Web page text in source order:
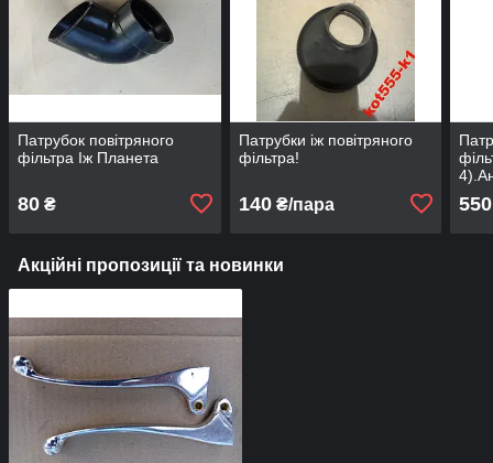
Патрубок повітряного
фільтра Іж Планета
80 ₴
Патрубки іж повітряного
фільтра!
140₴/пара 550
Акційні пропозиції та новинки